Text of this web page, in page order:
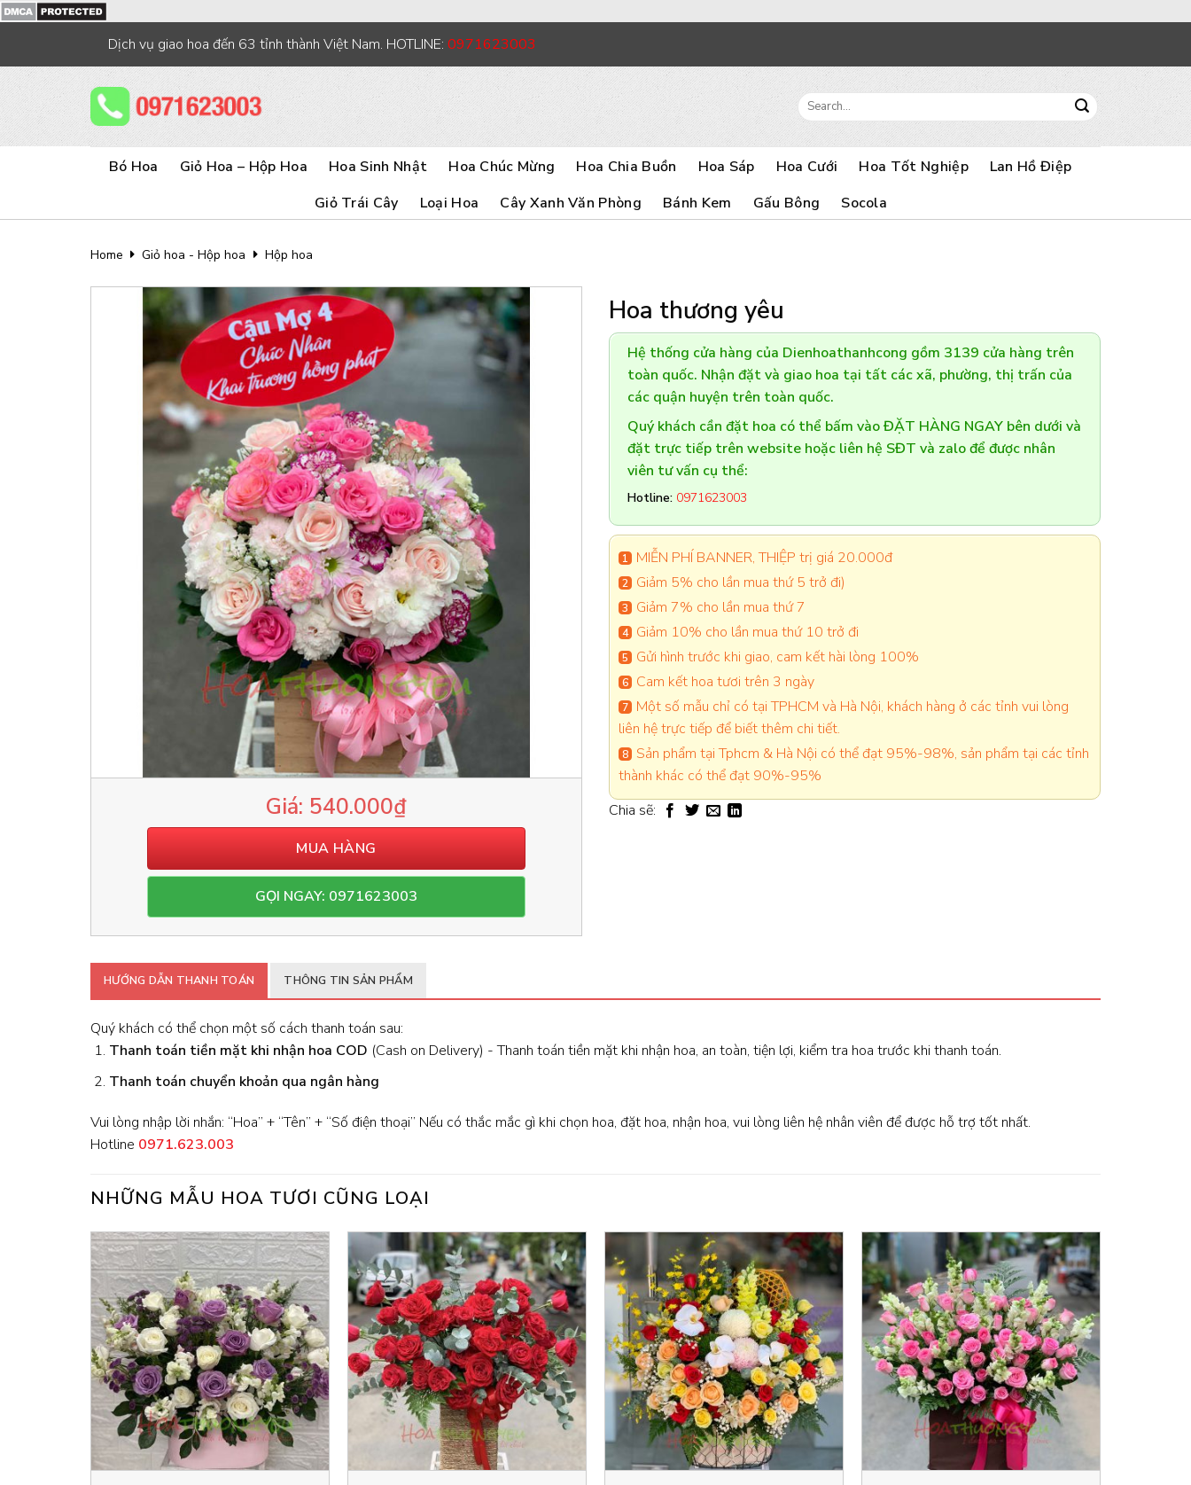
content
Dịch vụ giao hoa đến 63 tỉnh thành Việt Nam. HOTLINE: 0971623003
Search
for:
Bó Hoa Giỏ Hoa – Hộp Hoa Hoa Sinh Nhật Hoa Chúc Mừng Hoa Chia Buồn Hoa Sáp Hoa Cưới Hoa Tốt Nghiệp
Lan Hồ Điệp
Giỏ Trái Cây
Loại Hoa Cây Xanh Văn Phòng Bánh Kem Gấu Bông Socola
Home Giỏ hoa - Hộp hoa Hộp hoa
540.000₫
MUA HÀNG
GỌI NGAY: 0971623003
Hoa thương yêu
Hệ thống cửa hàng của Dienhoathanhcong gồm 3139 cửa hàng trên
toàn quốc. Nhận đặt và giao hoa tại tất các xã, phường, thị trấn của
các quận huyện trên toàn quốc.
Quý khách cần đặt hoa có thể bấm vào ĐẶT HÀNG NGAY bên dưới và
đặt trực tiếp trên website hoặc liên hệ SĐT và zalo để được nhân
viên tư vấn cụ thể:
Hotline: 0971623003
MIỄN PHÍ BANNER, THIỆP trị giá 20.000đ
Giảm 5% cho lần mua thứ 5 trở đi)
Giảm 7% cho lần mua thứ 7
Giảm 10% cho lần mua thứ 10 trở đi
Gửi hình trước khi giao, cam kết hài lòng 100%
Cam kết hoa tươi trên 3 ngày
Một số mẫu chỉ có tại TPHCM và Hà Nội, khách hàng ở các tỉnh vui lòng
liên hệ trực tiếp để biết thêm chi tiết.
Sản phẩm tại Tphcm & Hà Nội có thể đạt 95%-98%, sản phẩm tại các tỉnh
thành khác có thể đạt 90%-95%
Chia sẽ:
HƯỚNG DẪN THANH TOÁN THÔNG TIN SẢN PHẨM
Quý khách có thể chọn một số cách thanh toán sau:
Thanh toán tiền mặt khi nhận hoa COD (Cash on Delivery) - Thanh toán tiền mặt khi nhận hoa, an toàn, tiện lợi, kiểm tra hoa trước khi thanh toán.
Thanh toán chuyển khoản qua ngân hàng
Vui lòng nhập lời nhắn: “Hoa” + “Tên” + “Số điện thoại” Nếu có thắc mắc gì khi chọn hoa, đặt hoa, nhận hoa, vui lòng liên hệ nhân viên để được hỗ trợ tốt nhất.
Hotline 0971.623.003
NHỮNG MẪU HOA TƯƠI CŨNG LOẠI